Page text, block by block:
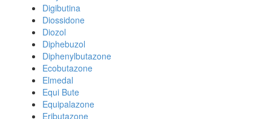
Digibutina
Diossidone
Diozol
Diphebuzol
Diphenylbutazone
Ecobutazone
Elmedal
Equi Bute
Equipalazone
Eributazone